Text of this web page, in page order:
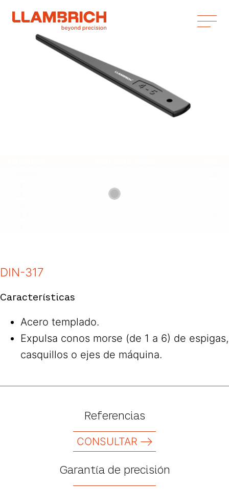
DIN-317
Características
Acero templado.
Expulsa conos morse (de 1 a 6) de espigas,
casquillos o ejes de máquina.
Referencias
CONSULTAR
Garantía de precisión